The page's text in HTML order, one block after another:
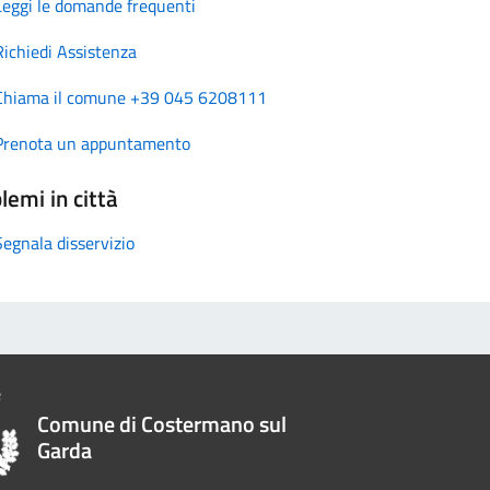
Assistenza
il comune +39 045 6208111
un appuntamento
in città
disservizio
Comune di Costermano sul
Garda